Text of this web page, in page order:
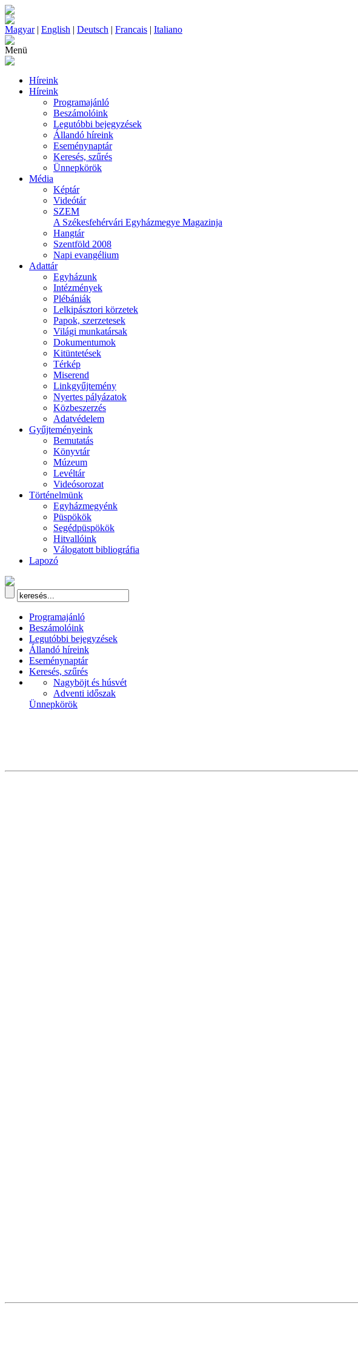
Magyar| English | Deutsch | Francais | Italiano
Menü
Híreink
Híreink
Programajánló
Beszámolóink
Legutóbbi bejegyzések
Állandó híreink
Eseménynaptár
Keresés, szűrés
Ünnepkörök
Média
Képtár
Videótár
SZEM
A Székesfehérvári Egyházmegye Magazinja
Hangtár
Szentföld 2008
Napi evangélium
Adattár
Egyházunk
Intézmények
Plébániák
Lelkipásztori körzetek
Papok, szerzetesek
Világi munkatársak
Dokumentumok
Kitüntetések
Térkép
Miserend
Linkgyűjtemény
Nyertes pályázatok
Közbeszerzés
Adatvédelem
Gyűjteményeink
Bemutatás
Könyvtár
Múzeum
Levéltár
Videósorozat
Történelmünk
Egyházmegyénk
Püspökök
Segédpüspökök
Hitvallóink
Válogatott bibliográfia
Lapozó
Programajánló
Beszámolóink
Legutóbbi bejegyzések
Állandó híreink
Eseménynaptár
Keresés, szűrés
Nagyböjt és húsvét
Adventi időszak
Ünnepkörök